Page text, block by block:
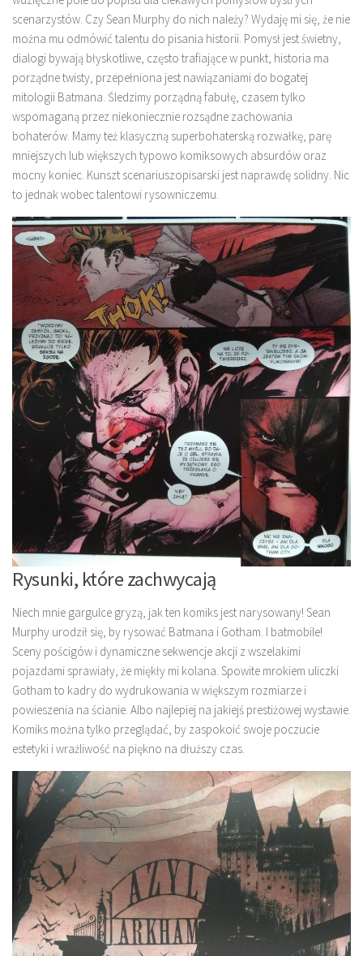
scenarzystów. Czy Sean Murphy do nich należy? Wydaję mi się, że nie
można mu odmówić talentu do pisania historii. Pomysł jest świetny,
dialogi bywają błyskotliwe, często trafiające w punkt, historia ma
porządne twisty, przepełniona jest nawiązaniami do bogatej
mitologii Batmana. Śledzimy porządną fabułę, czasem tylko
wspomaganą przez niekoniecznie rozsądne zachowania
bohaterów. Mamy też klasyczną superbohaterską rozwałkę, parę
mniejszych lub większych typowo komiksowych absurdów oraz
mocny koniec. Kunszt scenariuszopisarski jest naprawdę solidny. Nic
to jednak wobec talentowi rysowniczemu.
Rysunki, które zachwycają
Niech mnie gargulce gryzą, jak ten komiks jest narysowany! Sean
Murphy urodził się, by rysować Batmana i Gotham. I batmobile!
Sceny pościgów i dynamiczne sekwencje akcji z wszelakimi
pojazdami sprawiały, że miękły mi kolana. Spowite mrokiem uliczki
Gotham to kadry do wydrukowania w większym rozmiarze i
powieszenia na ścianie. Albo najlepiej na jakiejś prestiżowej wystawie.
Komiks można tylko przeglądać, by zaspokoić swoje poczucie
estetyki i wrażliwość na piękno na dłuższy czas.